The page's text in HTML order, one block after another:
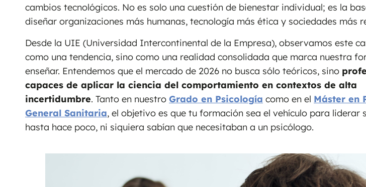
cambios tecnológicos. No es solo una cuestión de bienestar individual; es la
diseñar organizaciones más humanas, tecnología más ética y sociedades más
Desde la UIE (Universidad Intercontinental de la Empresa), observamos este
como una tendencia, sino como una realidad consolidada que marca nuestra
enseñar. Entendemos que el mercado de 2026 no busca sólo teóricos, sino
capaces de aplicar la ciencia del comportamiento en contextos de alta
incertidumbre. Tanto en nuestro Grado en Psicología como en el Máster en
General Sanitaria, el objetivo es que tu formación sea el vehículo para liderar
hasta hace poco, ni siquiera sabían que necesitaban a un psicólogo.